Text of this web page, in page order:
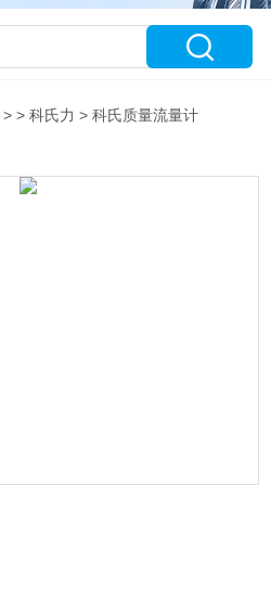
> >科氏力 > 科氏质量流量计